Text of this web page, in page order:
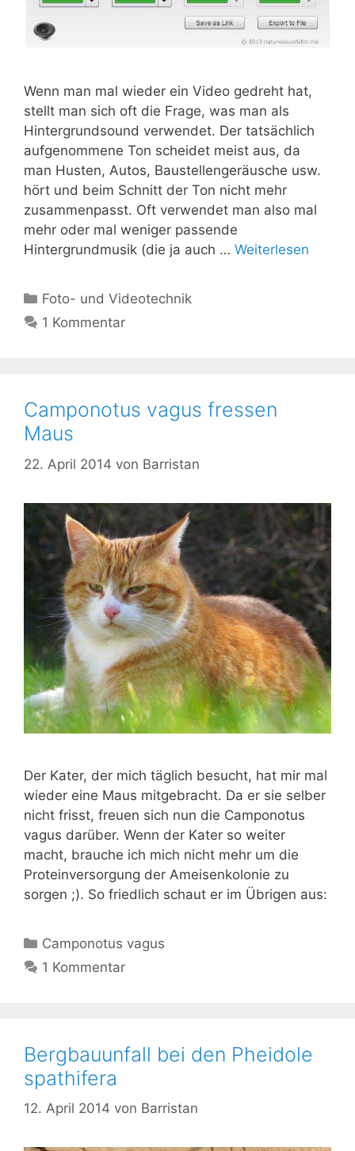
Wenn man mal wieder ein Video gedreht hat,
stellt man sich oft die Frage, was man als
Hintergrundsound verwendet. Der tatsächlich
aufgenommene Ton scheidet meist aus, da
man Husten, Autos, Baustellengeräusche usw.
hört und beim Schnitt der Ton nicht mehr
zusammenpasst. Oft verwendet man also mal
mehr oder mal weniger passende
Hintergrundmusik (die ja auch … Weiterlesen
Kategorien
Foto- und Videotechnik
1 Kommentar
Camponotus vagus fressen
Maus
22. April 2014 von Barristan
Der Kater, der mich täglich besucht, hat mir mal
wieder eine Maus mitgebracht. Da er sie selber
nicht frisst, freuen sich nun die Camponotus
vagus darüber. Wenn der Kater so weiter
macht, brauche ich mich nicht mehr um die
Proteinversorgung der Ameisenkolonie zu
sorgen ;). So friedlich schaut er im Übrigen aus:
Kategorien
Camponotus vagus
1 Kommentar
Bergbauunfall bei den Pheidole
spathifera
12. April 2014 von Barristan